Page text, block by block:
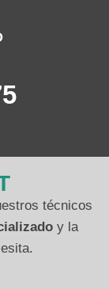
técnicos
y la